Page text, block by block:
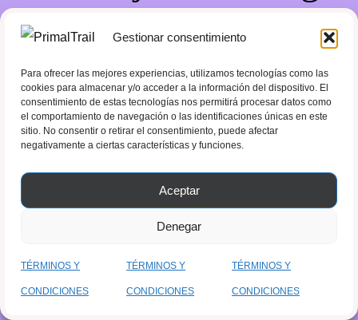
Gestionar consentimiento
Para ofrecer las mejores experiencias, utilizamos tecnologías como las
cookies para almacenar y/o acceder a la información del dispositivo. El
consentimiento de estas tecnologías nos permitirá procesar datos como
el comportamiento de navegación o las identificaciones únicas en este
sitio. No consentir o retirar el consentimiento, puede afectar
negativamente a ciertas características y funciones.
Aceptar
Denegar
TÉRMINOS Y
CONDICIONES
TÉRMINOS Y
CONDICIONES
TÉRMINOS Y
CONDICIONES
increíble, ¡vuelve
pronto!